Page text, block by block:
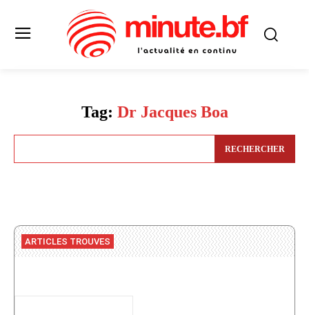
Tag: Dr Jacques Boa
RECHERCHER
ARTICLES TROUVES